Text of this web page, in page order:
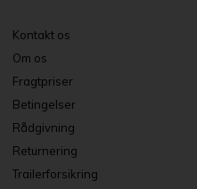
Kontakt os
Om os
Fragtpriser
Betingelser
Rådgivning
Returnering
Trailerforsikring